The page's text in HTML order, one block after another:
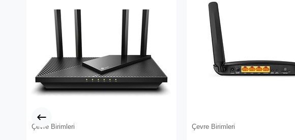
Çevre Birimleri Çevre Birimleri